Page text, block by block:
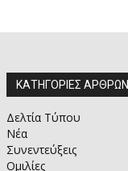
ΚΑΤΗΓΟΡΙΕΣ ΑΡΘΡΩΝ
Δελτία Τύπου
Νέα
Συνεντεύξεις
Ομιλίες